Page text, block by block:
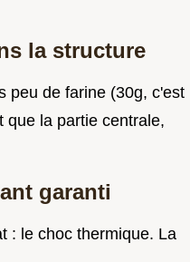
la structure
peu de farine (30g, c'est
que la partie centrale,
garanti
: le choc thermique. La